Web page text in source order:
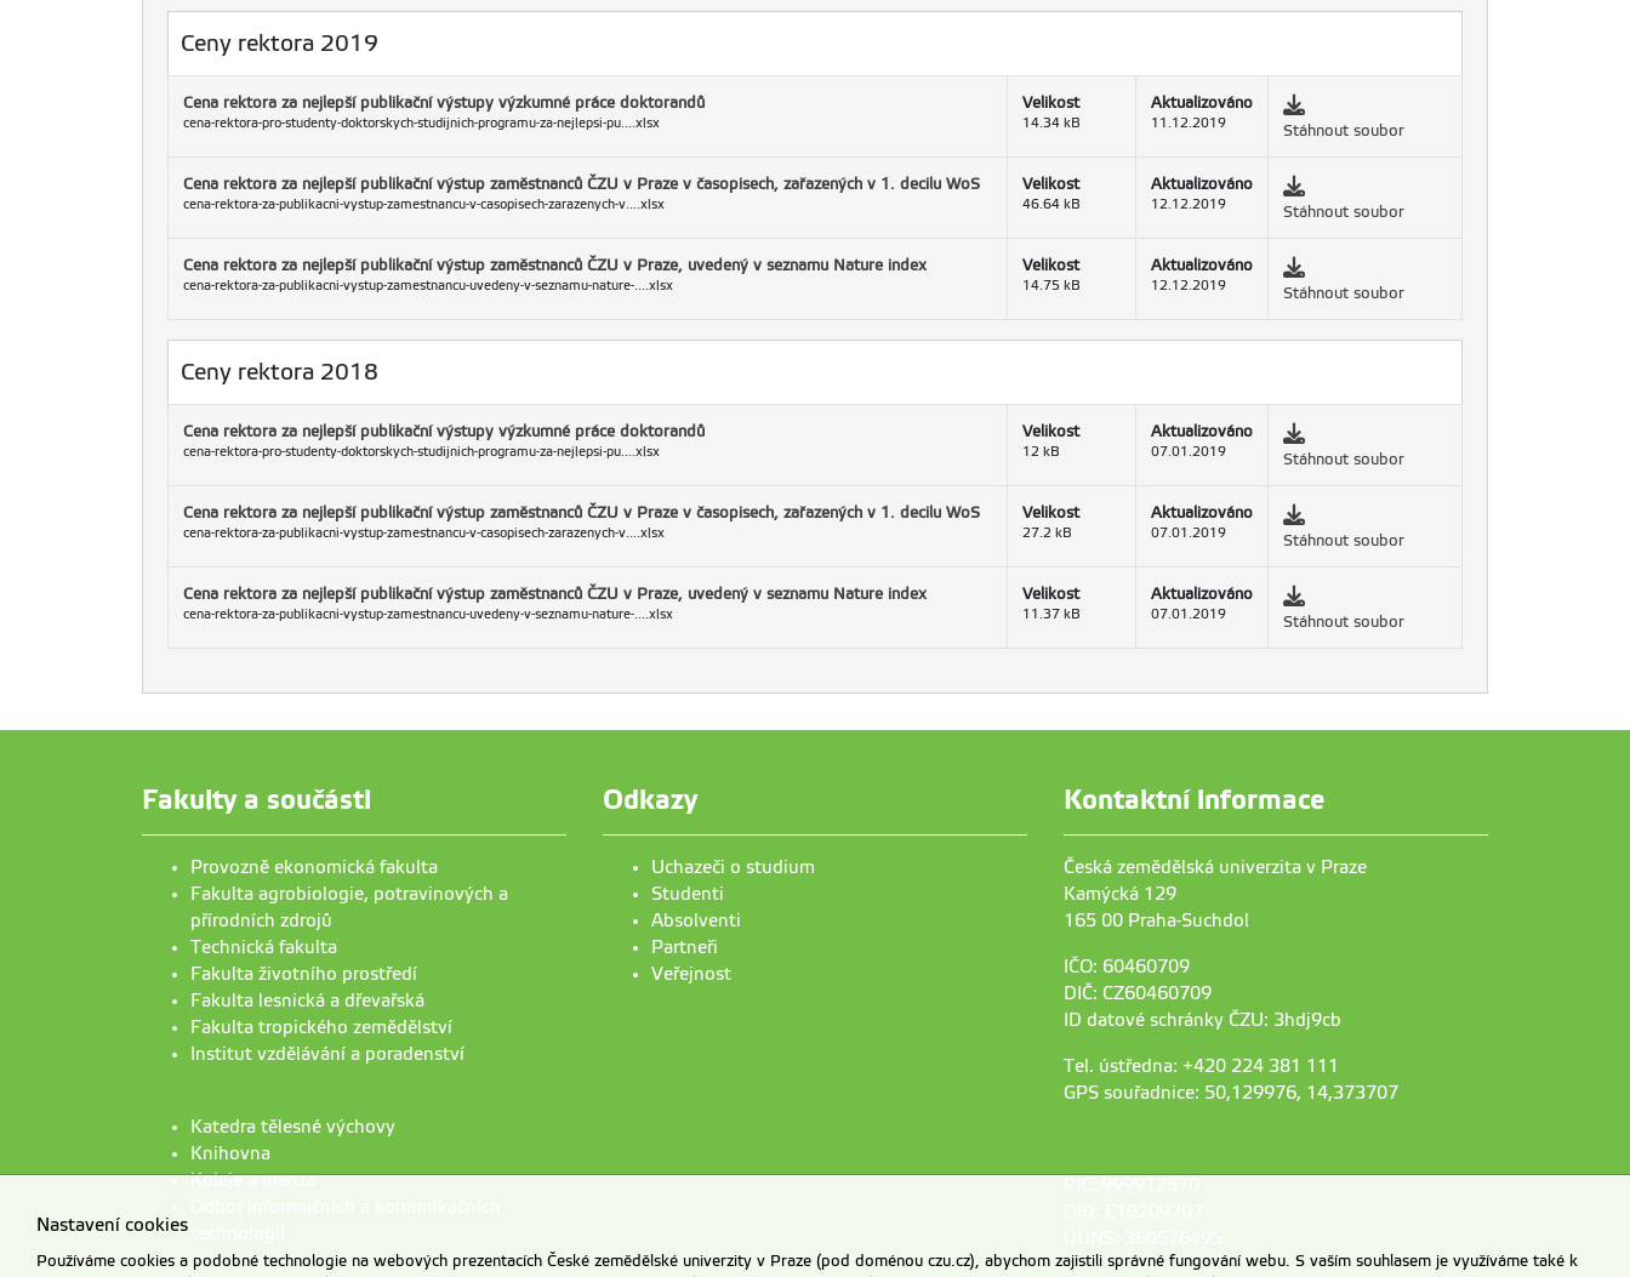
Ceny rektora 2019
Cena rektora za nejlepší publikační výstupy výzkumné práce doktorandů
cena-rektora-pro-studenty-doktorskych-studijnich-programu-za-nejlepsi-pu....xlsx
Velikost
14.34 kB
Aktualizováno
11.12.2019 Stáhnout soubor
Cena rektora za nejlepší publikační výstup zaměstnanců ČZU v Praze v časopisech, zařazených v 1. decilu WoS
cena-rektora-za-publikacni-vystup-zamestnancu-v-casopisech-zarazenych-v....xlsx
Velikost
46.64 kB
Aktualizováno
12.12.2019 Stáhnout soubor
Cena rektora za nejlepší publikační výstup zaměstnanců ČZU v Praze, uvedený v seznamu Nature index
cena-rektora-za-publikacni-vystup-zamestnancu-uvedeny-v-seznamu-nature-....xlsx
Velikost
14.75 kB
Aktualizováno
12.12.2019 Stáhnout soubor
Ceny rektora 2018
Cena rektora za nejlepší publikační výstupy výzkumné práce doktorandů
cena-rektora-pro-studenty-doktorskych-studijnich-programu-za-nejlepsi-pu....xlsx
Velikost
12 kB
Aktualizováno
07.01.2019 Stáhnout soubor
Cena rektora za nejlepší publikační výstup zaměstnanců ČZU v Praze v časopisech, zařazených v 1. decilu WoS
cena-rektora-za-publikacni-vystup-zamestnancu-v-casopisech-zarazenych-v....xlsx
Velikost
27.2 kB
Aktualizováno
07.01.2019 Stáhnout soubor
Cena rektora za nejlepší publikační výstup zaměstnanců ČZU v Praze, uvedený v seznamu Nature index
cena-rektora-za-publikacni-vystup-zamestnancu-uvedeny-v-seznamu-nature-....xlsx
Velikost
11.37 kB
Aktualizováno
07.01.2019 Stáhnout soubor
Fakulty a součásti
Provozně ekonomická fakulta
Fakulta agrobiologie, potravinových a
přírodních zdrojů
Technická fakulta
Fakulta životního prostředí
Fakulta lesnická a dřevařská
Fakulta tropického zemědělství
Institut vzdělávání a poradenství
Katedra tělesné výchovy
Knihovna
Koleje a menza
Odkazy
Uchazeči o studium
Studenti
Absolventi
Partneři
Veřejnost
Kontaktní informace
Česká zemědělská univerzita v Praze
Kamýcká 129
165 00 Praha-Suchdol
IČO: 60460709
DIČ: CZ60460709
ID datové schránky ČZU: 3hdj9cb
Tel. ústředna: +420 224 381 111
GPS souřadnice: 50,129976, 14,373707
Nastavení cookies
Používáme cookies a podobné technologie na webových prezentacích České zemědělské univerzity v Praze (pod doménou czu.cz), abychom zajistili správné fungování webu. S vaším souhlasem je využíváme také k